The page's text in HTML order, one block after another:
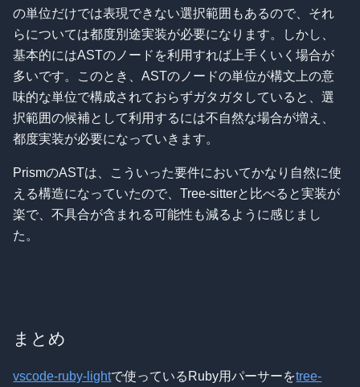
の単位だけでは表現できない選択範囲もあるので、それ
らについては都度別途実装が必要になります。しかし、
基本的にはASTのノードを利用すれば上手くいく場合が
多いです。このとき、ASTのノードの単位が構文上の意
味的な単位で構成されておらずガタガタしていると、選
択範囲の候補として利用するには不自然な場合が増え、
都度実装が必要になっていきます。
PrismのASTは、こういった要件においてかなり自然に使
える構造になっていたので、Tree-sitterと比べると実装が
楽で、不具合が含まれる可能性も減るように感じまし
た。
まとめ
vscode-ruby-lightで使っているRuby用パーサーをtree-